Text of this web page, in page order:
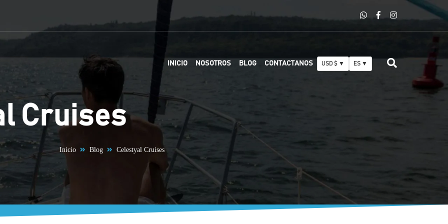
INICIO NOSOTROS BLOG CONTACTANOS USD $ ▼ ES ▼
Cruises
Inicio Blog Celestyal Cruises